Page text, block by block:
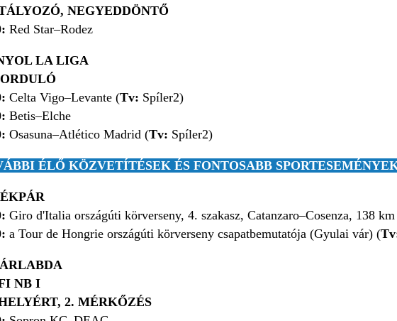
NEGYEDDÖNTŐ
Red Star–Rodez
LA LIGA
Celta Vigo–Levante (Tv: Spíler2)
Betis–Elche
Osasuna–Atlético Madrid (Tv: Spíler2)
ÉLŐ KÖZVETÍTÉSEK ÉS FONTOSABB
Giro d'Italia országúti körverseny, 4. szakasz, Catanzaro–Cosenza, 138
a Tour de Hongrie országúti körverseny csapatbemutatója (Gyulai vár) (
NB I
2. MÉRKŐZÉS